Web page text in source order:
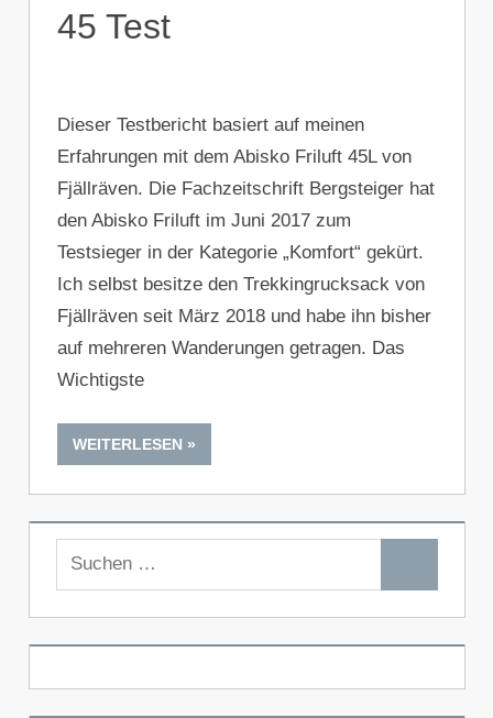
45 Test
Dieser Testbericht basiert auf meinen
Erfahrungen mit dem Abisko Friluft 45L von
Fjällräven. Die Fachzeitschrift Bergsteiger hat
den Abisko Friluft im Juni 2017 zum
Testsieger in der Kategorie „Komfort“ gekürt.
Ich selbst besitze den Trekkingrucksack von
Fjällräven seit März 2018 und habe ihn bisher
auf mehreren Wanderungen getragen. Das
Wichtigste
WEITERLESEN
Suchen